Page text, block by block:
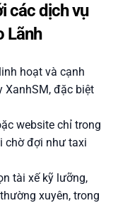
các dịch vụ
Lãnh
hoạt và cạnh
XanhSM, đặc biệt
website chỉ trong
chờ đợi như taxi
tài xế kỹ lưỡng,
xuyên, trong